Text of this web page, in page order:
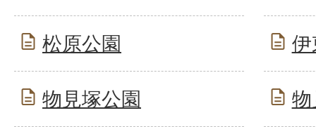
松原公園 伊
物見塚公園 物